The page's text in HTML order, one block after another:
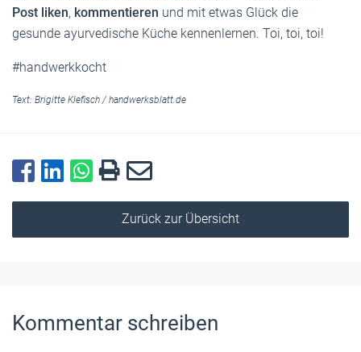
Post liken, kommentieren und mit etwas Glück die
gesunde ayurvedische Küche kennenlernen. Toi, toi, toi!
#handwerkkocht
Text: Brigitte Klefisch / handwerksblatt.de
Zurück zur Übersicht
Kommentar schreiben